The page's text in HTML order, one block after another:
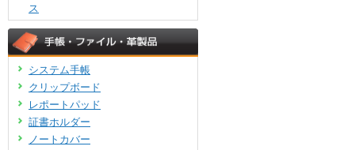
ス
システム手帳
クリップボード
レポートパッド
証書ホルダー
ノートカバー